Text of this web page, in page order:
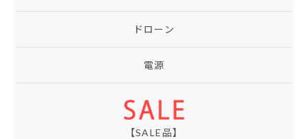
ドローン
電源
【SALE品】